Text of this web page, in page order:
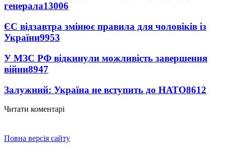
генерала13006
ЄС відзавтра змінює правила для чоловіків із
України9953
У МЗС РФ відкинули можливість завершення
війни8947
Залужний: Україна не вступить до НАТО8612
Читати коментарі
Повна версія сайту